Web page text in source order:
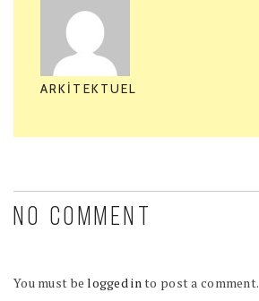
ARKITEKTUEL
NO COMMENT
You must belogged into post a comment.